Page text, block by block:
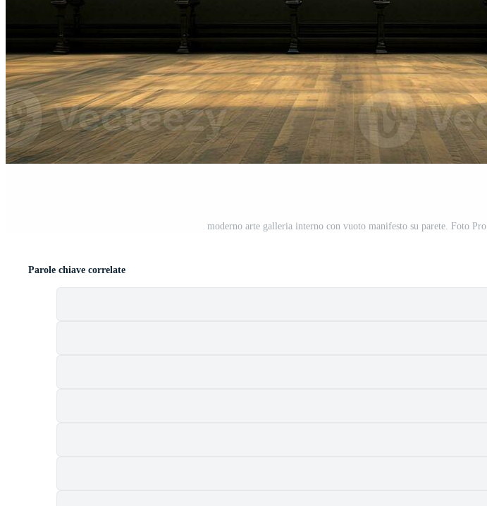
moderno arte galleria interno con vuoto manifesto su parete. Foto Pro
Parole chiave correlate